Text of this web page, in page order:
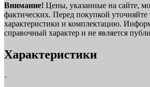
Внимание! Цены, указанные на сайте,
фактических. Перед покупкой уточняйте
характеристики и комплектацию.
справочный характер и не является
Характеристики